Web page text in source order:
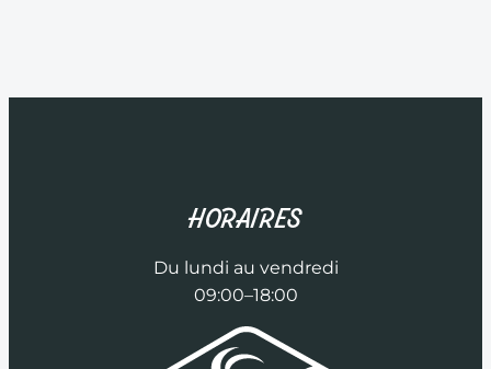
HORAIRES
Du lundi au vendredi
09:00–18:00